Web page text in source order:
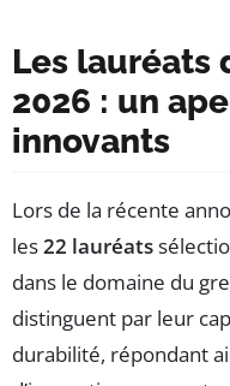
Les lauréats
2026 : un
innovants
Lors de la récente
les22 lauréats
dans le domaine du
distinguent par leur
durabilité, répondant